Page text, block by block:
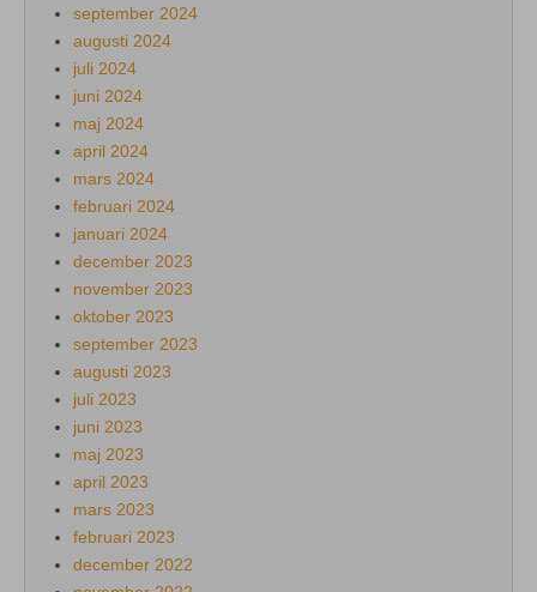
september 2024
augusti 2024
juli 2024
juni 2024
maj 2024
april 2024
mars 2024
februari 2024
januari 2024
december 2023
november 2023
oktober 2023
september 2023
augusti 2023
juli 2023
juni 2023
maj 2023
april 2023
mars 2023
februari 2023
december 2022